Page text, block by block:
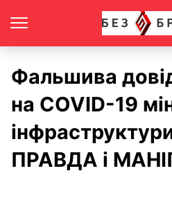
Фальшива
на COVID-19
інфраструктури
ПРАВДА і